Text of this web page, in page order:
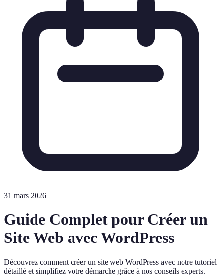
31 mars 2026
Guide Complet pour Créer un
Site Web avec WordPress
Découvrez comment créer un site web WordPress avec notre tutoriel
détaillé et simplifiez votre démarche grâce à nos conseils experts.